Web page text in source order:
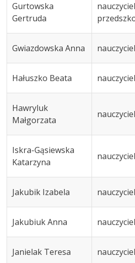
Gurtowska
Gertruda
Gwiazdowska Anna
Hałuszko Beata
Hawryluk
Małgorzata
Iskra-Gąsiewska
Katarzyna
Jakubik Izabela
Jakubiuk Anna
Janielak Teresa